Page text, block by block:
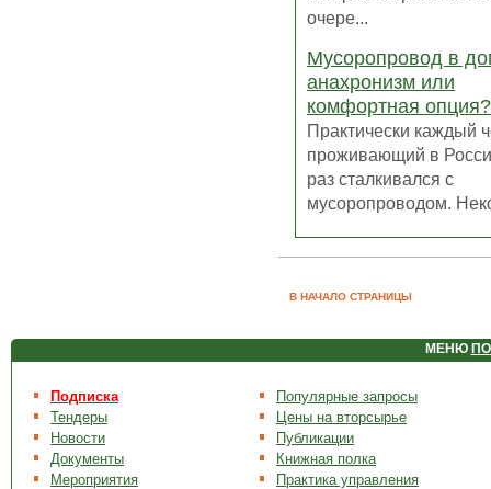
очере...
Мусоропровод в
анахронизм или
комфортная опция?
Практически каждый
проживающий в
раз сталкивался с
мусоропроводом.
В НАЧАЛО СТРАНИЦЫ
МЕНЮ
Подписка
Тендеры
Новости
Документы
Мероприятия
Популярные запросы
Цены на вторсырье
Публикации
Книжная полка
Практика управления